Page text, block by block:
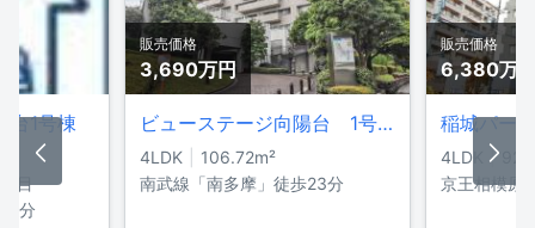
台1号棟
目
分
販売価格
3,690万円
ビューステージ向陽台 1号棟
4LDK 106.72m²
南武線「南多摩」徒歩23分
販売価格
6,380万
稲城パー
4LDK
京王相模原